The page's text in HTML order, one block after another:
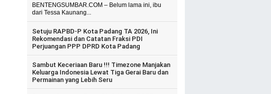
BENTENGSUMBAR.COM – Belum lama ini, ibu
dari Tessa Kaunang...
Setuju RAPBD-P Kota Padang TA 2026, Ini
Rekomendasi dan Catatan Fraksi PDI
Perjuangan PPP DPRD Kota Padang
Sambut Keceriaan Baru !!! Timezone Manjakan
Keluarga Indonesia Lewat Tiga Gerai Baru dan
Permainan yang Lebih Seru